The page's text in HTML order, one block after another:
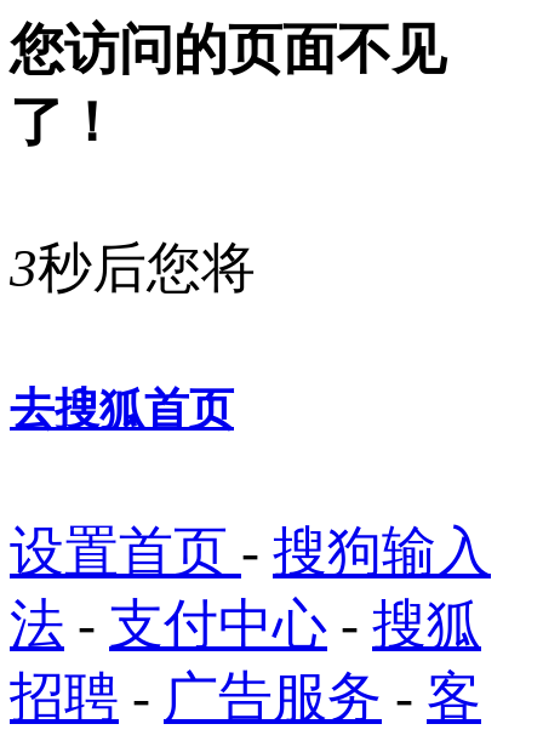
您访问的页面不见
了！
3秒后您将
去搜狐首页
设置首页 - 搜狗输入
法 - 支付中心 - 搜狐
招聘 - 广告服务 - 客